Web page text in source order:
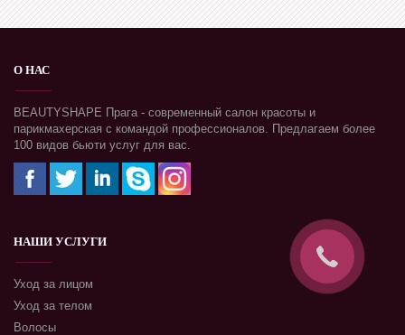
О НАС
BEAUTYSHAPE Прага - современный салон красоты и
парикмахерская с командой профессионалов. Предлагаем более
100 видов бьюти услуг для вас.
НАШИ УСЛУГИ
Уход за лицом
Уход за телом
Волосы